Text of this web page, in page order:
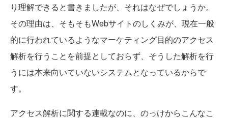
り理解できると書きましたが、それはなぜでしょうか。
その理由は、そもそもWebサイトのしくみが、現在一般
的に行われているようなマーケティング目的のアクセス
解析を行うことを前提としておらず、そうした解析を行
うには本来向いていないシステムとなっているからで
す。
アクセス解析に関する連載なのに、のっけからこんなこ